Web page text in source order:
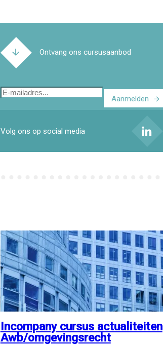
Ontvang ons cursusaanbod
E-
Aanmelden
Volg ons op social media
Incompany cursus actualiteiten
Awb/omgevingsrecht